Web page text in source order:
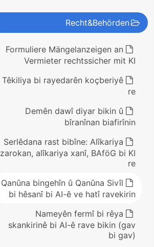
Recht&Behörden
Formuliere Mängelanzeigen an
Vermieter rechtssicher mit KI
Têkiliya bi rayedarên koçberiyê
re
Demên dawî diyar bikin û
bîranînan biafirînin
Serlêdana rast bibîne: Alîkariya
zarokan, alîkariya xanî, BAföG bi KI
re
Qanûna bingehîn û Qanûna Sivîl
bi hêsanî bi AI-ê ve hatî ravekirin
Nameyên fermî bi rêya
skankirinê bi AI-ê rave bikin (gav
bi gav)